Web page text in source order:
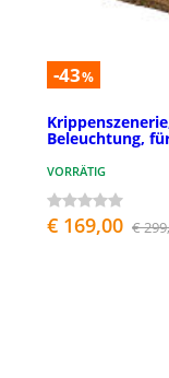
-43%
Beleuchtung,
VORRÄTIG
€ 169,00 €